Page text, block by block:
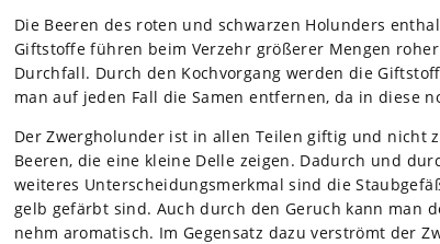
Die Bee­ren des roten und schwar­zen Holun­ders
Gift­stoffe füh­ren beim Ver­zehr grö­ße­rer Men­gen
Durch­fall. Durch den Koch­vor­gang wer­den die
man auf jeden Fall die Samen ent­fer­nen, da in diese
Der Zwerg­ho­lun­der ist in allen Tei­len gif­tig und nicht
Bee­ren, die eine kleine Delle zei­gen. Dadurch und
wei­te­res Unter­schei­dungs­merk­mal sind die
gelb gefärbt sind. Auch durch den Geruch kann man
nehm aro­ma­tisch. Im Gegen­satz dazu ver­strömt der